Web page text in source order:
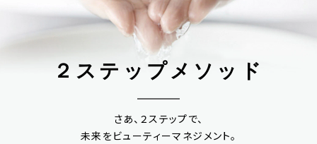
２ステップメソッド
さあ、２ステップで、
未来をビューティーマネジメント。